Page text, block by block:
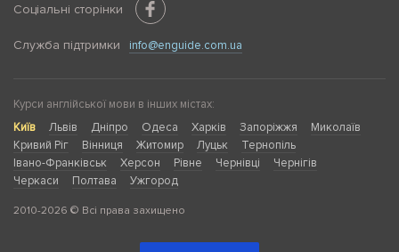
Соціальні сторінки
Служба підтримки info@enguide.com.ua
Курси англійської мови в інших містах:
Київ
Львів Дніпро Одеса Харків Запоріжжя
Миколаїв
Кривий Ріг
Вінниця Житомир Луцьк
Тернопіль
Івано-Франківськ
Херсон Рівне Чернівці
Чернігів
Черкаси
Полтава Ужгород
2010-2026 © Всі права захищено